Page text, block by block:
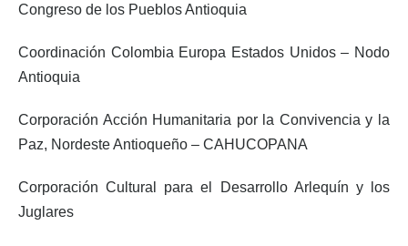
Congreso de los Pueblos Antioquia
Coordinación Colombia Europa Estados Unidos – Nodo
Antioquia
Corporación Acción Humanitaria por la Convivencia y la
Paz, Nordeste Antioqueño – CAHUCOPANA
Corporación Cultural para el Desarrollo Arlequín y los
Juglares